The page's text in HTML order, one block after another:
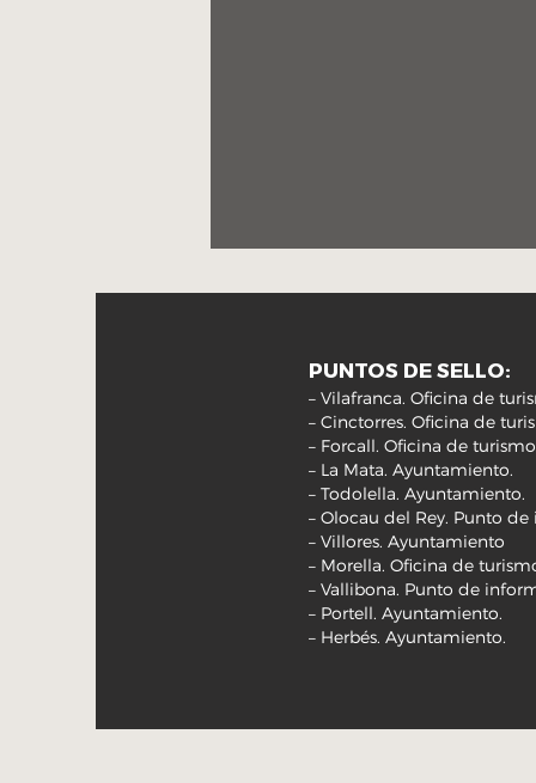
PUNTOS DE SELLO:
– Vilafranca. Oficina de
– Cinctorres. Oficina de
– Forcall. Oficina de
– La Mata. Ayuntamiento.
– Todolella. Ayuntamiento.
– Olocau del Rey. Punto
– Villores. Ayuntamiento
– Morella. Oficina de
– Vallibona. Punto de
– Portell. Ayuntamiento.
– Herbés. Ayuntamiento.